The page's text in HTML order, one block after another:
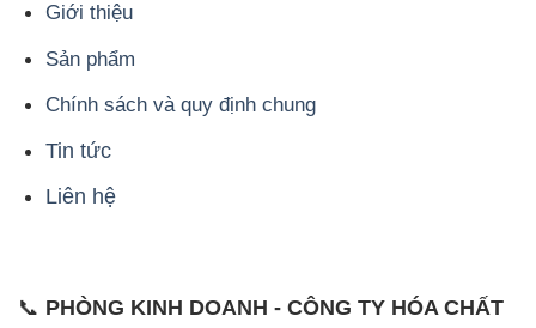
Giới thiệu
Sản phẩm
Chính sách và quy định chung
Tin tức
Liên hệ
📞 PHÒNG KINH DOANH - CÔNG TY HÓA CHẤT